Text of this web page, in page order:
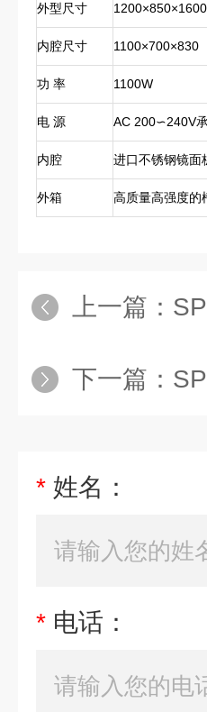
外型尺寸 1200×850×1600
内腔尺寸 1100×700×830
功 率 1100W
电 源 AC 200∽240V
内腔 进口不锈钢镜面
外箱 高质量高强度的
上一篇：
下一篇：
* 姓名：
* 电话：